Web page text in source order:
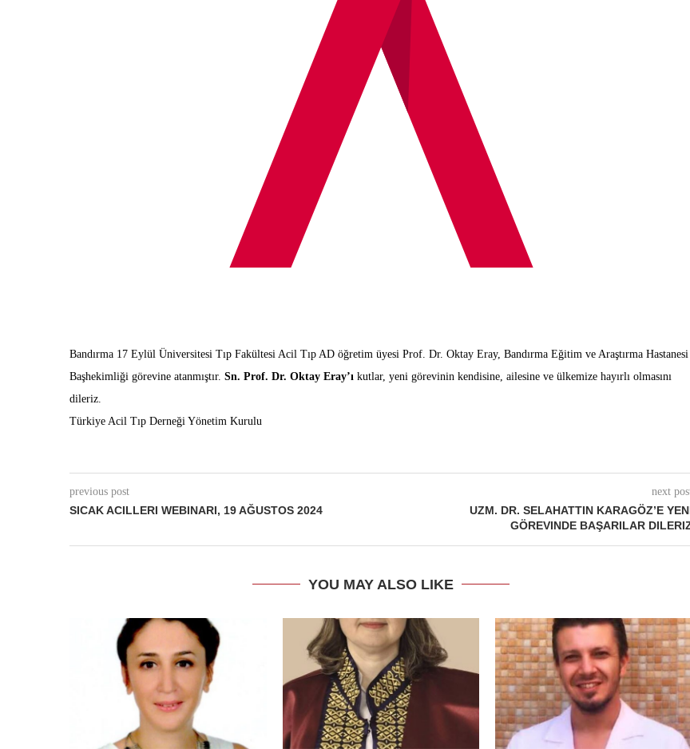
Bandırma 17 Eylül Üniversitesi Tıp Fakültesi Acil Tıp AD öğretim üyesi Prof. Dr. Oktay Eray, Bandırma Eğitim ve Araştırma Hastanesi
Başhekimliği görevine atanmıştır. Sn. Prof. Dr. Oktay Eray’ı kutlar, yeni görevinin kendisine, ailesine ve ülkemize hayırlı olmasını
dileriz.
Türkiye Acil Tıp Derneği Yönetim Kurulu
previous post
SICAK ACILLERI WEBINARI, 19 AĞUSTOS 2024
next
UZM. DR. SELAHATTIN KARAGÖZ’E
GÖREVINDE BAŞARILAR
YOU MAY ALSO LIKE